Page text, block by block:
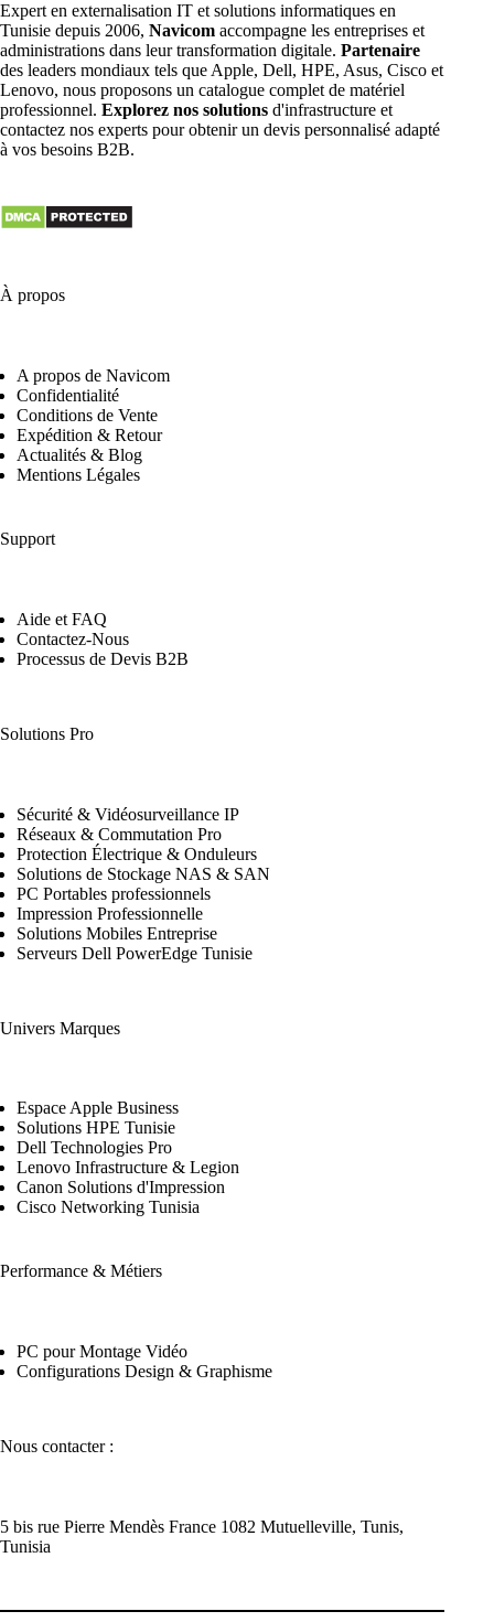
Expert en externalisation IT et solutions informatiques en
Tunisie depuis 2006, Navicom accompagne les entreprises et
administrations dans leur transformation digitale. Partenaire
des leaders mondiaux tels que Apple, Dell, HPE, Asus, Cisco et
Lenovo, nous proposons un catalogue complet de matériel
professionnel. Explorez nos solutions d'infrastructure et
contactez nos experts pour obtenir un devis personnalisé adapté
à vos besoins B2B.
À propos
A propos de Navicom
Confidentialité
Conditions de Vente
Expédition & Retour
Actualités & Blog
Mentions Légales
Support
Aide et FAQ
Contactez-Nous
Processus de Devis B2B
Solutions Pro
Sécurité & Vidéosurveillance IP
Réseaux & Commutation Pro
Protection Électrique & Onduleurs
Solutions de Stockage NAS & SAN
PC Portables professionnels
Impression Professionnelle
Solutions Mobiles Entreprise
Serveurs Dell PowerEdge Tunisie
Univers Marques
Espace Apple Business
Solutions HPE Tunisie
Dell Technologies Pro
Lenovo Infrastructure & Legion
Canon Solutions d'Impression
Cisco Networking Tunisia
Performance & Métiers
PC pour Montage Vidéo
Configurations Design & Graphisme
Nous contacter :
5 bis rue Pierre Mendès France 1082 Mutuelleville, Tunis,
Tunisia